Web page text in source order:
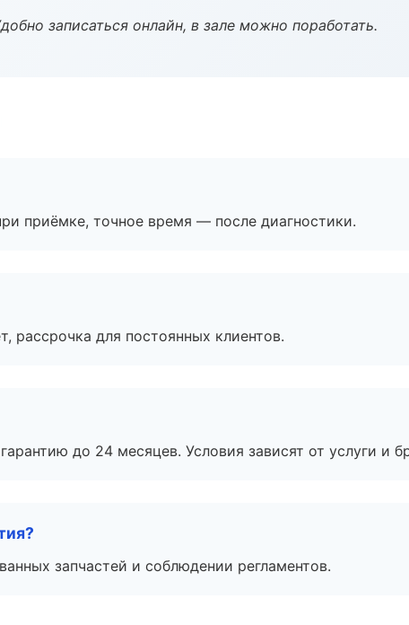
записаться онлайн, в зале можно поработать.
приёмке, точное время — после диагностики.
рассрочка для постоянных клиентов.
до 24 месяцев. Условия зависят от услуги и
запчастей и соблюдении регламентов.